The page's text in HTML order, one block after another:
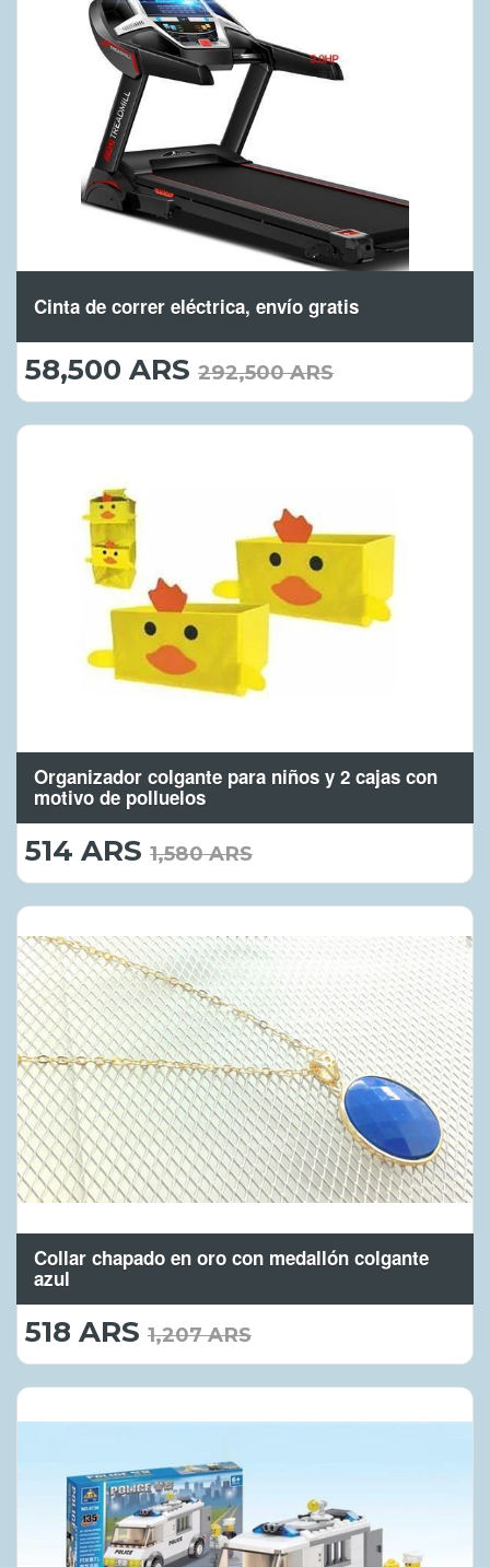
Cinta de correr eléctrica, envío gratis
58,500 ARS 58,500.00
ARS
292,500 ARS
Organizador colgante para niños y 2 cajas con
motivo de polluelos
514 ARS 514.00
ARS
1,580 ARS
Collar chapado en oro con medallón colgante
azul
518 ARS 518.00
ARS
1,207 ARS